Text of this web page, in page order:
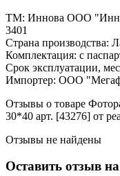
ТМ: Иннова ООО
3401
Страна производства:
Комплектация: с
Срок эксплуатации,
Импортер: ООО
Отзывы о товаре
30*40 арт. [43276] от
Отзывы не найдены
Оставить отзыв